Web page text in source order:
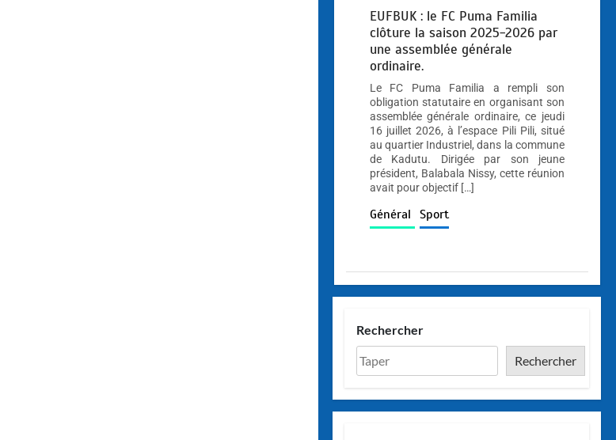
EUFBUK : le FC Puma Familia
clôture la saison 2025-2026 par
une assemblée générale
ordinaire.
Le FC Puma Familia a rempli son
obligation statutaire en organisant son
assemblée générale ordinaire, ce jeudi
16 juillet 2026, à l’espace Pili Pili, situé
au quartier Industriel, dans la commune
de Kadutu. Dirigée par son jeune
président, Balabala Nissy, cette réunion
avait pour objectif […]
Général Sport
Rechercher
Rechercher